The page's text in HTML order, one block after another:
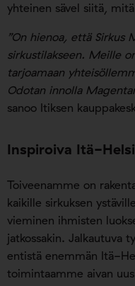
yhteinen sävel siitä,
”On hienoa, että Sirkus
sirkustilakseen. Meille
tarjoamaan
Odotan innolla
sanoo Itiksen
Inspiroiva Itä-
Toiveenamme on
kaikille sirkuksen
vieminen ihmisten
jatkossakin. Jalkautuva
entistä enemmän Itä-
toimintaamme aivan